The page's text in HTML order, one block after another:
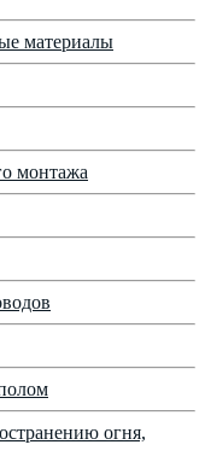
материалы
монтажа
огня,